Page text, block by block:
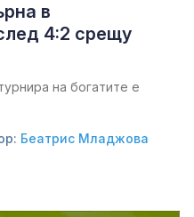
в
4:2 срещу
на богатите е
Беатрис Младжова